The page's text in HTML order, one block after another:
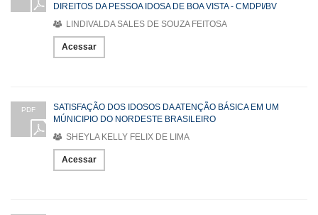
DIREITOS DA PESSOA IDOSA DE BOA VISTA - CMDPI/BV
LINDIVALDA SALES DE SOUZA FEITOSA
Acessar
PDF
SATISFAÇÃO DOS IDOSOS DA ATENÇÃO BÁSICA EM UM
MÚNICIPIO DO NORDESTE BRASILEIRO
SHEYLA KELLY FELIX DE LIMA
Acessar